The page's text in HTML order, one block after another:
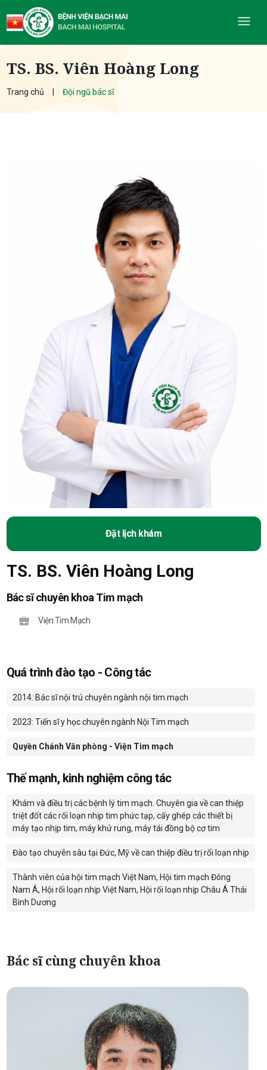
TS. BS. Viên Hoàng Long
Trang chủ Đội ngũ bác sĩ
Đặt lịch khám
TS. BS. Viên Hoàng Long
Bác sĩ chuyên khoa Tim mạch
Viện Tim Mạch
Quá trình đào tạo - Công tác
2014: Bác sĩ nội trú chuyên ngành nội tim mạch
2023: Tiến sĩ y học chuyên ngành Nội Tim mạch
Quyền Chánh Văn phòng - Viện Tim mạch
Thế mạnh, kinh nghiệm công tác
Khám và điều trị các bệnh lý tim mạch. Chuyên gia về can thiệp
triệt đốt các rối loạn nhịp tim phức tạp, cấy ghép các thiết bị
máy tạo nhịp tim, máy khử rung, máy tái đồng bộ cơ tim
Đào tạo chuyên sâu tại Đức, Mỹ về can thiệp điều trị rối loạn nhịp
Thành viên của hội tim mạch Việt Nam, Hội tim mạch Đông
Nam Á, Hội rối loạn nhịp Việt Nam, Hội rối loạn nhịp Châu Á Thái
Bình Dương
Bác sĩ cùng chuyên khoa